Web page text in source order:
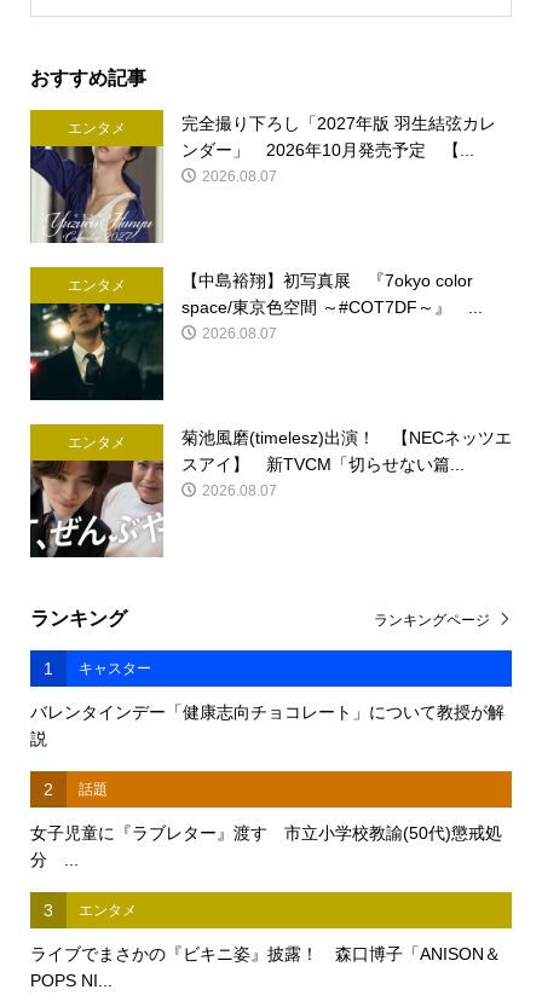
おすすめ記事
エンタメ
完全撮り下ろし「2027年版 羽生結弦カレ
ンダー」 2026年10月発売予定 【...
2026.08.07
エンタメ
【中島裕翔】初写真展 『7okyo color
space/東京色空間 ～#COT7DF～』 ...
2026.08.07
エンタメ
菊池風磨(timelesz)出演！ 【NECネッツエ
スアイ】 新TVCM「切らせない篇...
2026.08.07
ランキング
1 キャスター
バレンタインデー「健康志向チョコレート」について教授が解
説
2 話題
女子児童に『ラブレター』渡す 市立小学校教諭(50代)懲戒処
分 ...
3 エンタメ
ライブでまさかの『ビキニ姿』披露！ 森口博子「ANISON＆
POPS NI...
ランキングページ